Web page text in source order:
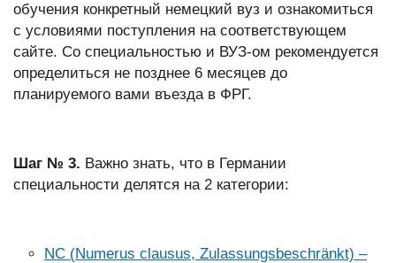
обучения конкретный немецкий вуз и ознакомиться
с условиями поступления на соответствующем
сайте. Со специальностью и ВУЗ-ом рекомендуется
определиться не позднее 6 месяцев до
планируемого вами въезда в ФРГ.
Шаг № 3. Важно знать, что в Германии
специальности делятся на 2 категории:
NC (Numerus clausus, Zulassungsbeschränkt) –